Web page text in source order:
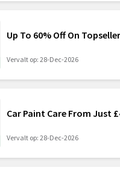
Up To 60% Off On Topseller
Vervalt op: 28-Dec-2026
Car Paint Care From Just
Vervalt op: 28-Dec-2026